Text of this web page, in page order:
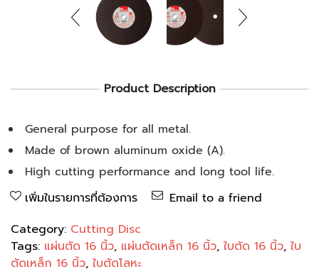
Product Description
General purpose for all metal.
Made of brown aluminum oxide (A).
High cutting performance and long tool life.
เพิ่มในรายการที่ต้องการ
Email to a friend
Category: Cutting Disc
Tags: แผ่นตัด 16 นิ้ว, แผ่นตัดเหล็ก 16 นิ้ว,ใบตัด 16 นิ้ว,ใบ
ตัดเหล็ก 16 นิ้ว,ใบตัดโลหะ